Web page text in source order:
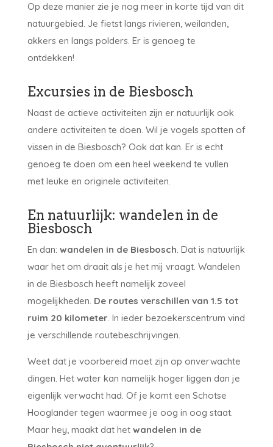
Op deze manier zie je nog meer in korte tijd van dit
natuurgebied. Je fietst langs rivieren, weilanden,
akkers en langs polders. Er is genoeg te
ontdekken!
Excursies in de Biesbosch
Naast de actieve activiteiten zijn er natuurlijk ook
andere activiteiten te doen. Wil je vogels spotten of
vissen in de Biesbosch? Ook dat kan. Er is echt
genoeg te doen om een heel weekend te vullen
met leuke en originele activiteiten.
En natuurlijk: wandelen in de
Biesbosch
En dan: wandelen in de Biesbosch. Dat is natuurlijk
waar het om draait als je het mij vraagt. Wandelen
in de Biesbosch heeft namelijk zoveel
mogelijkheden. De routes verschillen van 1.5 tot
ruim 20 kilometer. In ieder bezoekerscentrum vind
je verschillende routebeschrijvingen.
Weet dat je voorbereid moet zijn op onverwachte
dingen. Het water kan namelijk hoger liggen dan je
eigenlijk verwacht had. Of je komt een Schotse
Hooglander tegen waarmee je oog in oog staat.
Maar hey, maakt dat het wandelen in de